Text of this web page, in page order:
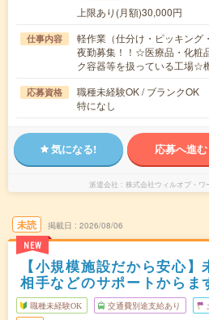
上限あり(月額)30,000円
仕事内容
軽作業（仕分け・ピッキング
夜勤募集！！☆医療品・化粧
ク容器等を扱っている工場☆
応募資格
職種未経験OK / ブランクOK
特になし
気になる! 応募へ進む
派遣会社 株式会社ウィルオブ・ワ
未読
NEW
掲載日 2026/08/06
【小規模施設だから安心
相手などのサポートからま
職種未経験OK 交通費別途支給あり